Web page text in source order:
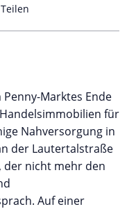
Teilen
Marktes Ende
Handelsimmobilien für
Nahversorgung in
der Lautertalstraße
der nicht mehr den
Auf einer